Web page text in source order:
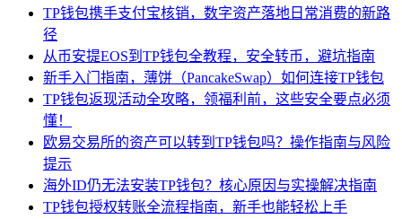
TP钱包携手支付宝核销，数字资产落地日常消费的新路
径
从币安提EOS到TP钱包全教程，安全转币，避坑指南
新手入门指南，薄饼（PancakeSwap）如何连接TP钱包
TP钱包返现活动全攻略，领福利前，这些安全要点必须
懂！
欧易交易所的资产可以转到TP钱包吗？操作指南与风险
提示
海外ID仍无法安装TP钱包？核心原因与实操解决指南
TP钱包授权转账全流程指南，新手也能轻松上手